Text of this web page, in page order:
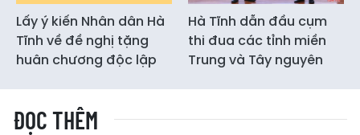
Lấy ý kiến Nhân dân Hà
Tĩnh về đề nghị tặng
huân chương độc lập
Hà Tĩnh dẫn đầu cụm
thi đua các tỉnh miền
Trung và Tây nguyên
ĐỌC THÊM